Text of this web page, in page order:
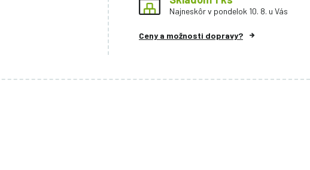
Najneskôr v pondelok 10. 8. u Vás
Ceny a možnosti dopravy?